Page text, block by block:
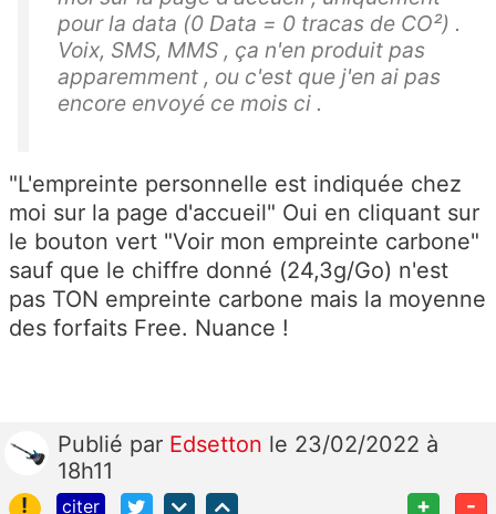
pour la data (0 Data = 0 tracas de CO²) .
Voix, SMS, MMS , ça n'en produit pas
apparemment , ou c'est que j'en ai pas
encore envoyé ce mois ci .
"L'empreinte personnelle est indiquée chez
moi sur la page d'accueil" Oui en cliquant sur
le bouton vert "Voir mon empreinte carbone"
sauf que le chiffre donné (24,3g/Go) n'est
pas TON empreinte carbone mais la moyenne
des forfaits Free. Nuance !
Publié par Edsetton le 23/02/2022 à
18h11
!
citer + -